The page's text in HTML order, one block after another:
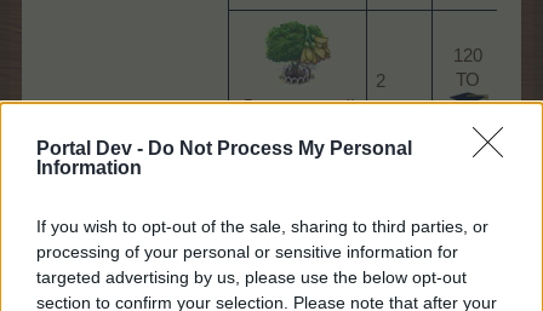
Portal Dev - Do Not Process My Personal
Information
If you wish to opt-out of the sale, sharing to third parties, or
processing of your personal or sensitive information for
targeted advertising by us, please use the below opt-out
section to confirm your selection. Please note that after your
Дърво ковхай
2
120
ТО
Дърво ковхай
2
ТО